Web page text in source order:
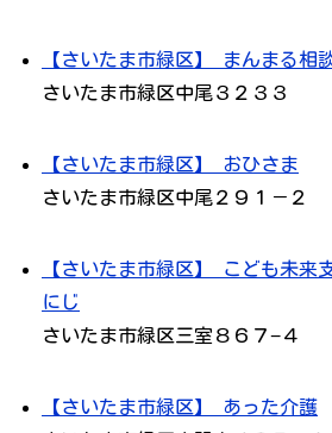
【さいたま市緑区】 まんまる相
さいたま市緑区中尾３２３３
【さいたま市緑区】 おひさま
さいたま市緑区中尾２９１－２
【さいたま市緑区】 こども未
にじ
さいたま市緑区三室８６７−４
【さいたま市緑区】 あった介護